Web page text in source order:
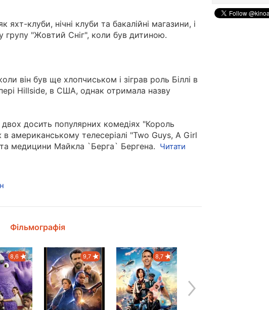
клуби, нічні клуби та бакалійні магазини, і
групу "Жовтий Сніг", коли був дитиною.
він був ще хлопчиськом і зіграв роль Біллі в
Hillside, в США, однак отримала назву
досить популярних комедіях "Король
в американському телесеріалі "Two Guys, A Girl
медицини Майкла `Берга` Бергена. Читати
Фільмографія
8,6 9,7 8,7